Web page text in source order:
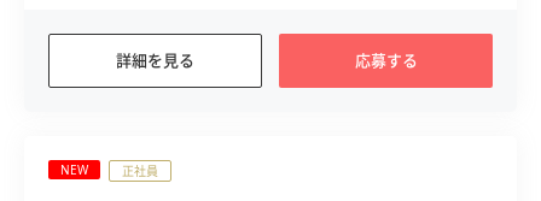
詳細を見る 応募する
NEW 正社員